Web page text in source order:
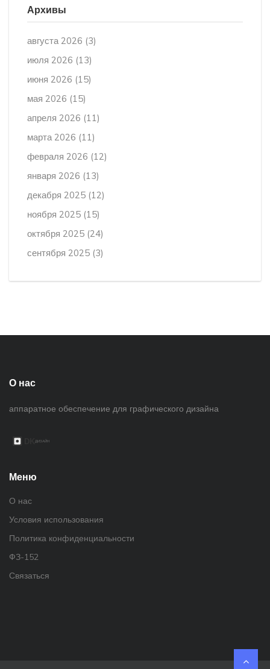
Архивы
августа 2026 (3)
июля 2026 (13)
июня 2026 (15)
мая 2026 (15)
апреля 2026 (11)
марта 2026 (11)
февраля 2026 (12)
января 2026 (13)
декабря 2025 (12)
ноября 2025 (15)
октября 2025 (24)
сентября 2025 (3)
О нас
аппаратное обеспечение для графического дизайна
Меню
О нас
Условия использования
Политика конфиденциальности
ФЗ-152
Связаться